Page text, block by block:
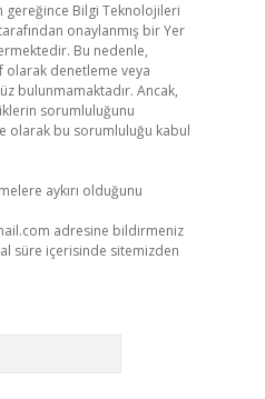
gereğince Bilgi Teknolojileri
onaylanmış bir Yer
Bu nedenle,
denetleme veya
bulunmamaktadır. Ancak,
sorumluluğunu
olarak bu sorumluluğu kabul
aykırı olduğunu
adresine bildirmeniz
süre içerisinde sitemizden